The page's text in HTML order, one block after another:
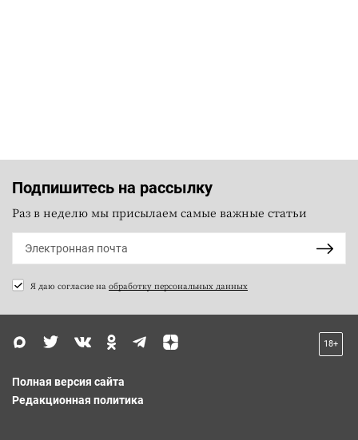
Подпишитесь на рассылку
Раз в неделю мы присылаем самые важные статьи
Я даю согласие на обработку персональных данных
18+
Полная версия сайта
Редакционная политика